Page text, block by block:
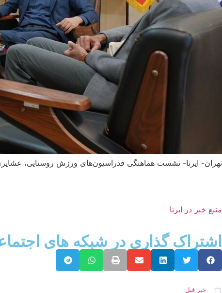
تهران- ایرنا- نشست هماهنگی فدراسیون‌های ورزش روستایی،
منبع خبر در ایرنا
اشتراک گذاری در شبکه های
خبر قبل